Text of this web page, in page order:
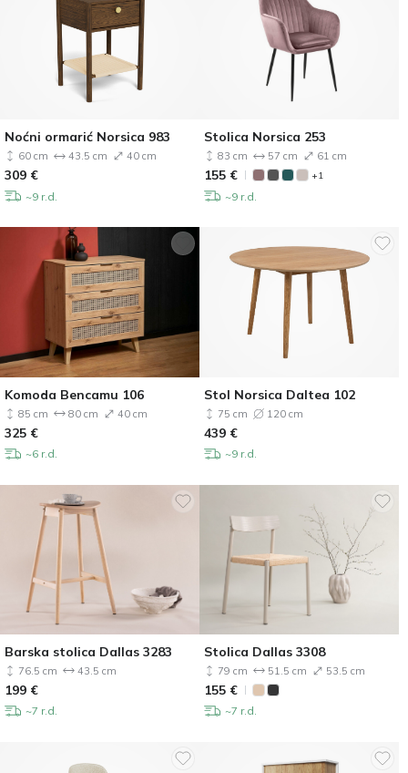
Noćni ormarić Norsica 983
60 cm 43.5 cm 40 cm
309 €
~9 r.d.
Stolica Norsica 253
83 cm 57 cm 61 cm
155 € +1
~9 r.d.
Komoda Bencamu 106
85 cm 80 cm 40 cm
325 €
~6 r.d.
Stol Norsica Daltea 102
75 cm 120 cm
439 €
~9 r.d.
Barska stolica Dallas 3283
76.5 cm 43.5 cm
199 €
~7 r.d.
Stolica Dallas 3308
79 cm 51.5 cm 53.5 cm
155 €
~7 r.d.